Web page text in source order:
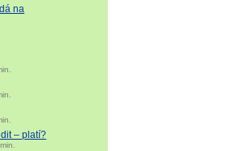
na
– platí?